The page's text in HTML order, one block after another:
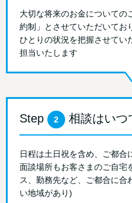
大切な将来のお金についての
約制」とさせていただいてお
ひとりの状況を把握させてい
担当いたします
Step 2 相談はいつ
日程は土日祝を含め、ご都合
面談場所もお客さまのご自宅
ス、勤務先など、ご都合に合
い地域があり)